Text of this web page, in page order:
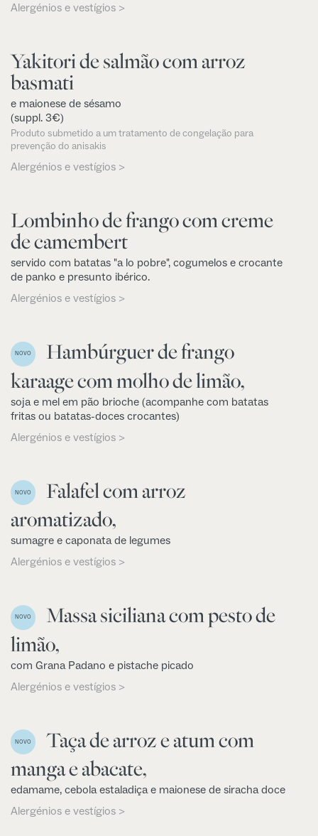
Alergénios e vestígios >
Yakitori de salmão com arroz
basmati
e maionese de sésamo
(suppl. 3€)
Produto submetido a um tratamento de congelação para
prevenção do anisakis
Alergénios e vestígios >
Lombinho de frango com creme
de camembert
servido com batatas "a lo pobre", cogumelos e crocante
de panko e presunto ibérico.
Alergénios e vestígios >
NOVO
Hambúrguer de frango
karaage com molho de limão,
soja e mel em pão brioche (acompanhe com batatas
fritas ou batatas-doces crocantes)
Alergénios e vestígios >
NOVO
Falafel com arroz
aromatizado,
sumagre e caponata de legumes
Alergénios e vestígios >
NOVO
Massa siciliana com pesto de
limão,
com Grana Padano e pistache picado
Alergénios e vestígios >
NOVO
Taça de arroz e atum com
manga e abacate,
edamame, cebola estaladiça e maionese de siracha doce
Alergénios e vestígios >